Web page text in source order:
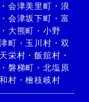
・ 会津美里町 ・ 浪
・ 会津坂下町 ・ 富
・ 大熊町 ・ 小野
町 ・ 玉川村 ・ 双
天栄村 ・飯舘村 ・
・ 磐梯町 ・ 北塩原
村 ・檜枝岐村